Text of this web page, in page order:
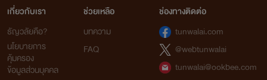
เกี่ยวกับเรา
ธัญวลัยคือ?
นโยบายการ
คุ้มครอง
ข้อมูลส่วนบุคคล
ช่วยเหลือ
บทความ
FAQ
ช่องทางติดต่อ
tunwalai.com
@webtunwalai
tunwalai@ookbee.com